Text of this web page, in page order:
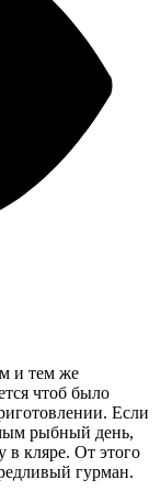
и тем же
чтоб было
Если
рыбный день,
в кляре. От этого
гурман.